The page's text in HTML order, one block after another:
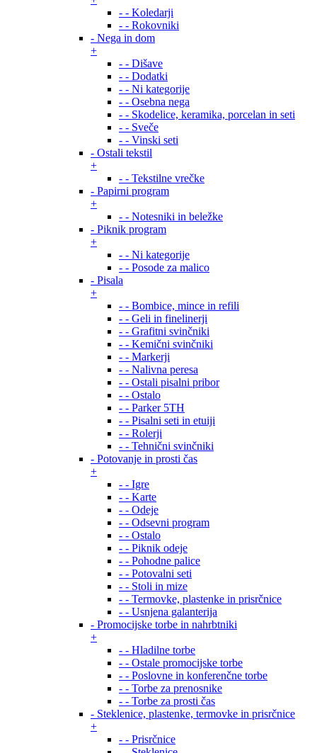
- - Koledarji
- - Rokovniki
- Nega in dom
+
- - Dišave
- - Dodatki
- - Ni kategorije
- - Osebna nega
- - Skodelice, keramika, porcelan in seti
- - Sveče
- - Vinski seti
- Ostali tekstil
+
- - Tekstilne vrečke
- Papirni program
+
- - Notesniki in beležke
- Piknik program
+
- - Ni kategorije
- - Posode za malico
- Pisala
+
- - Bombice, mince in refili
- - Geli in finelinerji
- - Grafitni svinčniki
- - Kemični svinčniki
- - Markerji
- - Nalivna peresa
- - Ostali pisalni pribor
- - Ostalo
- - Parker 5TH
- - Pisalni seti in etuiji
- - Rolerji
- - Tehnični svinčniki
- Potovanje in prosti čas
+
- - Igre
- - Karte
- - Odeje
- - Odsevni program
- - Ostalo
- - Piknik odeje
- - Pohodne palice
- - Potovalni seti
- - Stoli in mize
- - Termovke, plastenke in prisrčnice
- - Usnjena galanterija
- Promocijske torbe in nahrbtniki
+
- - Hladilne torbe
- - Ostale promocijske torbe
- - Poslovne in konferenčne torbe
- - Torbe za prenosnike
- - Torbe za prosti čas
- Steklenice, plastenke, termovke in prisrčnice
+
- - Prisrčnice